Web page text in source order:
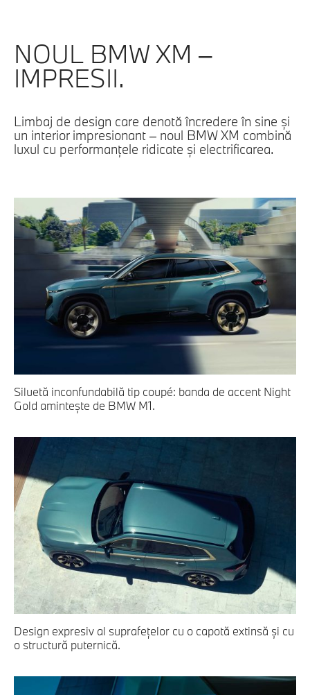
NOUL BMW XM –
IMPRESII.
Limbaj de design care denotă încredere în sine şi
un interior impresionant – noul BMW XM combină
luxul cu performanţele ridicate şi electrificarea.
Siluetă inconfundabilă tip coupé: banda de accent Night
Gold aminteşte de BMW M1.
Design expresiv al suprafeţelor cu o capotă extinsă şi cu
o structură puternică.